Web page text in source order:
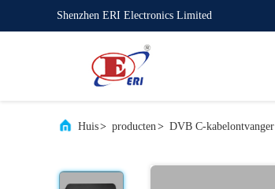
Shenzhen ERI Electronics Limited
Huis> producten> DVB C-kabelontvanger